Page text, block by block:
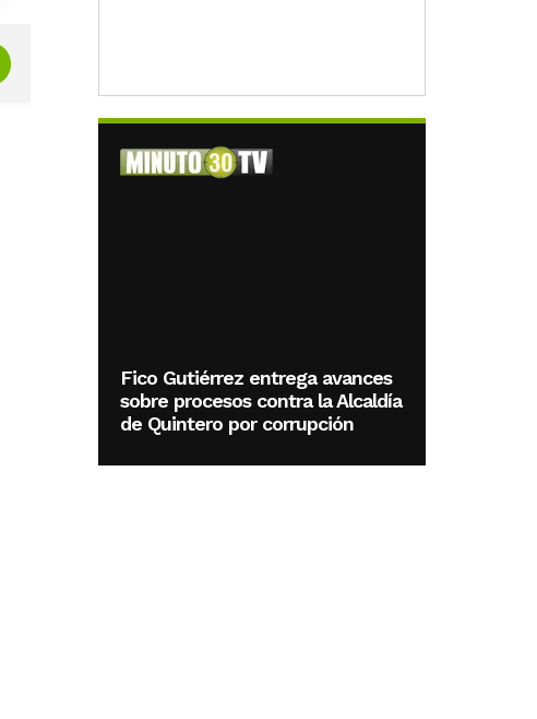
Fico Gutiérrez entrega avances
sobre procesos contra la Alcaldía
de Quintero por corrupción